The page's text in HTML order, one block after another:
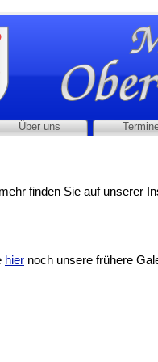
Über uns
finden Sie auf unserer
hier noch unsere frühere